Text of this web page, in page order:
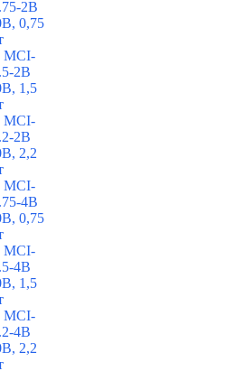
2B
0,75
2B
1,5
2B
2,2
4B
0,75
4B
1,5
4B
2,2